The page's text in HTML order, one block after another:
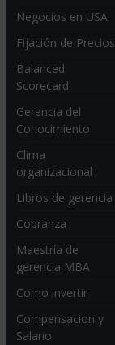
Negocios en USA
Fijación de Precios
Balanced
Scorecard
Gerencia del
Conocimiento
Clima
organizacional
Libros de gerencia
Cobranza
Maestría de
gerencia MBA
Como invertir
Compensacion y
Salario